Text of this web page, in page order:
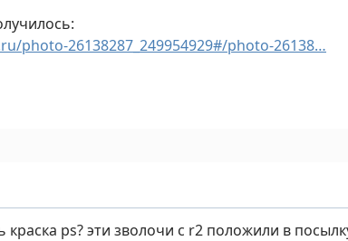
photo-26138287_249954929#/photo-26138…
краска ps? эти зволочи с r2 положили в